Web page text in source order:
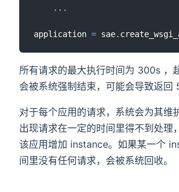
. . .
application = sae.
所有请求的最大执行时间为 300s ，
会被系统强制结束，可能会导致返回
对于每个应用的请求，系统会为其维
出现请求在一定的时间里得不到处理
该应用增加 instance。如果某一个
间里没有任何请求，会被系统回收。